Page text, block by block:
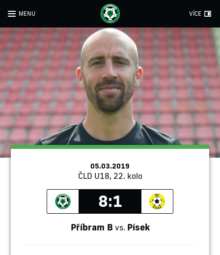
MENU VÍCE
05.03.2019
ČLD U18, 22. kolo
8:1
Příbram B vs. Písek